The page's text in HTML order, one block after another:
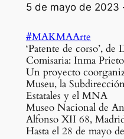
5 de mayo de 2023 ·
#MAKMAArte
‘Patente de corso’,
Comisaria: Inma Prieto
Un proyecto
Museu, la
Estatales y el MNA
Museo Nacional de
Alfonso XII 68,
Hasta el 28 de mayo